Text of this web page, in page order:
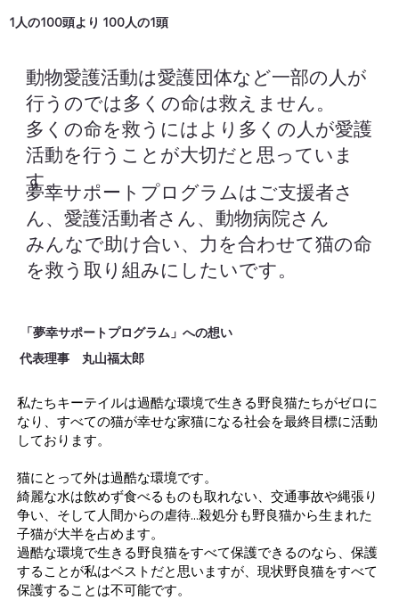
夢幸サポートプログラムはご支援者さ
ん、愛護活動者さん、動物病院さん
みんなで助け合い、力を合わせて猫の命
を救う取り組みにしたいです。
1人の100頭より 100人の1頭
動物愛護活動は愛護団体など一部の人が
行うのでは多くの命は救えません。
多くの命を救うにはより多くの人が愛護
活動を行うことが大切だと思っていま
す。
私たちキーテイルは過酷な環境で生きる野良猫たちがゼロに
なり、すべての猫が幸せな家猫になる社会を最終目標に活動
しております。
猫にとって外は過酷な環境です。
綺麗な水は飲めず食べるものも取れない、交通事故や縄張り
争い、そして人間からの虐待...殺処分も野良猫から生まれた
子猫が大半を占めます。
過酷な環境で生きる野良猫をすべて保護できるのなら、保護
することが私はベストだと思いますが、現状野良猫をすべて
保護することは不可能です。
​「夢幸サポートプログラム」への想い
代表理事 丸山福太郎